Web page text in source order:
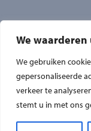
We
We gebruiken
gepersonaliseerde
verkeer te
stemt u in met ons